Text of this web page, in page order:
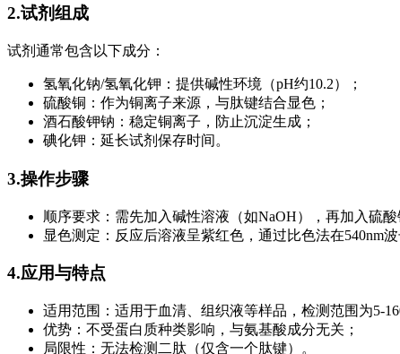
2.试剂组成
试剂通常包含以下成分：
氢氧化钠/氢氧化钾：提供碱性环境（pH约10.2）；
硫酸铜：作为铜离子来源，与肽键结合显色；
酒石酸钾钠：稳定铜离子，防止沉淀生成；
碘化钾：延长试剂保存时间。
3.操作步骤
顺序要求：需先加入碱性溶液（如NaOH），再加入硫
显色测定：反应后溶液呈紫红色，通过比色法在540nm
4.应用与特点
适用范围：适用于血清、组织液等样品，检测范围为5-
优势：不受蛋白质种类影响，与氨基酸成分无关；
局限性：无法检测二肽（仅含一个肽键）。